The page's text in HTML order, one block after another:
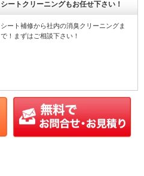
シートクリーニングもお任せ下さい！
シート補修から社内の消臭クリーニングま
で！まずはご相談下さい！